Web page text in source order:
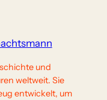
und
weltweit. Sie
entwickelt, um